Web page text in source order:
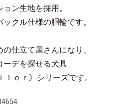
ン生地を採用。
クル仕様の胴輪です。
仕立て屋さんになり、
デを探せる犬具
ｏｒ》シリーズです。